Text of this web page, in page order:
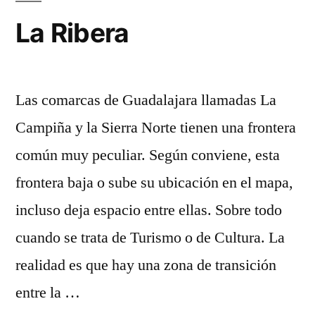
La Ribera
Las comarcas de Guadalajara llamadas La
Campiña y la Sierra Norte tienen una frontera
común muy peculiar. Según conviene, esta
frontera baja o sube su ubicación en el mapa,
incluso deja espacio entre ellas. Sobre todo
cuando se trata de Turismo o de Cultura. La
realidad es que hay una zona de transición
entre la …